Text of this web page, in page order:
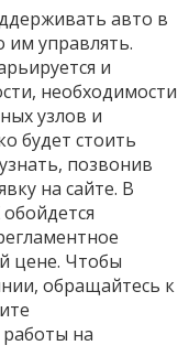
авто в
им управлять.
и
необходимости
узлов и
будет стоить
позвонив
на сайте. В
цене. Чтобы
обращайтесь к
на